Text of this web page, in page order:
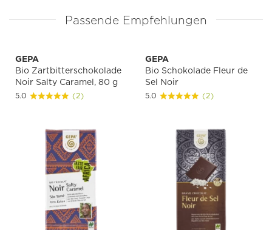
Passende Empfehlungen
GEPA
Bio Zartbitterschokolade
Noir Salty Caramel, 80 g
5.0 (2)
GEPA
Bio Schokolade Fleur de
Sel Noir
5.0 (2)